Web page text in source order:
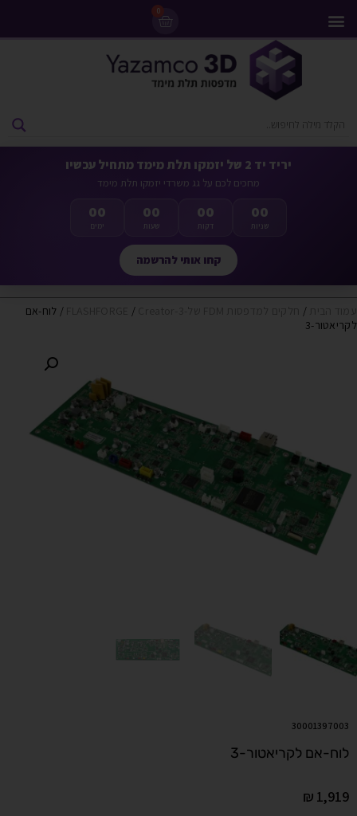
0
יריד יד 2 של יזמקו תלת מימד מתחיל עכשיו
מחכים לכם על גג משרדי יזמקו תלת מימד
00
ימים
00
שעות
00
דקות
00
שניות
קחו אותי להרשמה
/
/
/ לוח-אם
לקריאטור-3
30001397003
לוח-אם לקריאטור-3
₪ 1,919